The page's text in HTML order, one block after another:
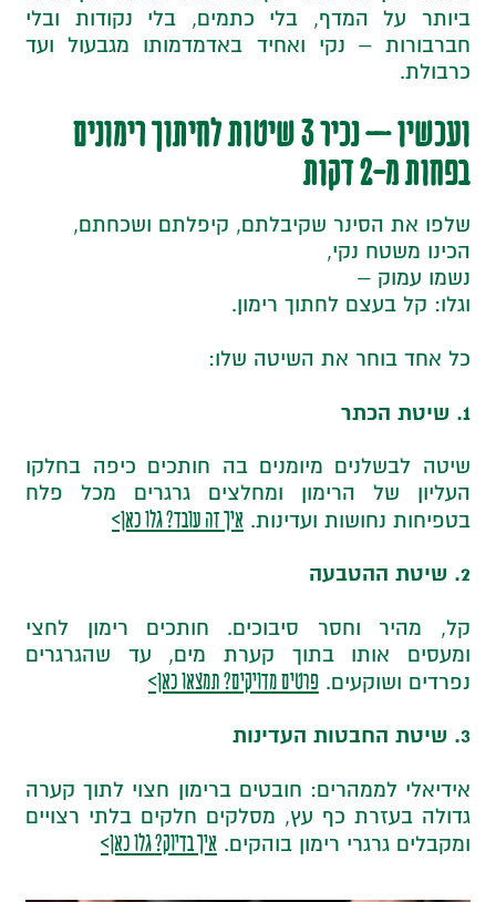
ביותר על המדף, בלי כתמים, בלי נקודות ובלי
חברבורות – נקי ואחיד באדמדמותו מגבעול ועד
כרבולת.
ועכשיו – נכיר 3 שיטות לחיתוך רימונים
בפחות מ-2 דקות
שלפו את הסינר שקיבלתם, קיפלתם ושכחתם,
הכינו משטח נקי,
נשמו עמוק –
וגלו: קל בעצם לחתוך רימון.
כל אחד בוחר את השיטה שלו:
1. שיטת הכתר
שיטה לבשלנים מיומנים בה חותכים כיפה בחלקו
העליון של הרימון ומחלצים גרגרים מכל פלח
בטפיחות נחושות ועדינות. איך זה עובד? גלו כאן>
2. שיטת ההטבעה
קל, מהיר וחסר סיבוכים. חותכים רימון לחצי
ומעסים אותו בתוך קערת מים, עד שהגרגרים
נפרדים ושוקעים. פרטים מדויקים? תמצאו כאן>
3. שיטת החבטות העדינות
אידיאלי לממהרים: חובטים ברימון חצוי לתוך קערה
גדולה בעזרת כף עץ, מסלקים חלקים בלתי רצויים
ומקבלים גרגרי רימון בוהקים. איך בדיוק? גלו כאן>